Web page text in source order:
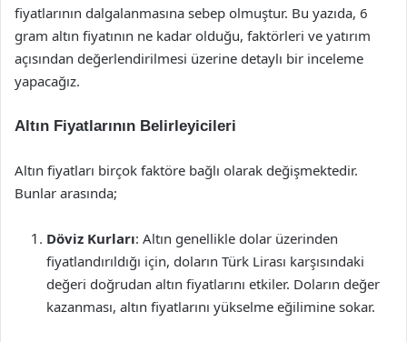
fiyatlarının dalgalanmasına sebep olmuştur. Bu yazıda, 6
gram altın fiyatının ne kadar olduğu, faktörleri ve yatırım
açısından değerlendirilmesi üzerine detaylı bir inceleme
yapacağız.
Altın Fiyatlarının Belirleyicileri
Altın fiyatları birçok faktöre bağlı olarak değişmektedir.
Bunlar arasında;
Döviz Kurları: Altın genellikle dolar üzerinden
fiyatlandırıldığı için, doların Türk Lirası karşısındaki
değeri doğrudan altın fiyatlarını etkiler. Doların değer
kazanması, altın fiyatlarını yükselme eğilimine sokar.